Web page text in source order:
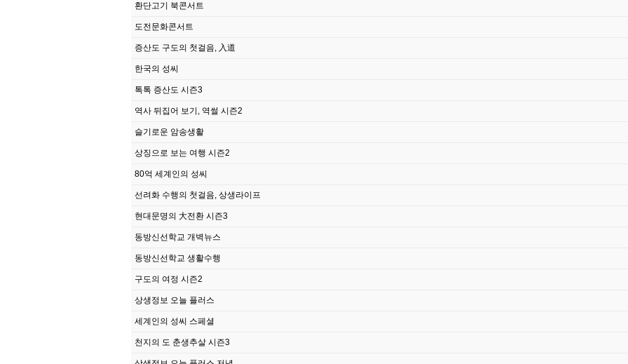
환단고기 북콘서트
도전문화콘서트
증산도 구도의 첫걸음, 入道
한국의 성씨
톡톡 증산도 시즌3
역사 뒤집어 보기, 역썰 시즌2
슬기로운 암송생활
상징으로 보는 여행 시즌2
80억 세계인의 성씨
선려화 수행의 첫걸음, 상생라이프
현대문명의 大전환 시즌3
동방신선학교 개벽뉴스
동방신선학교 생활수행
구도의 여정 시즌2
상생정보 오늘 플러스
세계인의 성씨 스페셜
천지의 도 춘생추살 시즌3